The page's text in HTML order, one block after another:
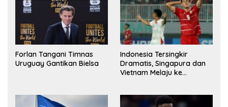
Forlan Tangani Timnas
Uruguay Gantikan Bielsa
Indonesia Tersingkir
Dramatis, Singapura dan
Vietnam Melaju ke